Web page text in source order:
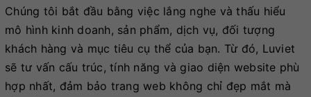
Chúng tôi bắt đầu bằng việc lắng nghe và thấu hiểu
mô hình kinh doanh, sản phẩm, dịch vụ, đối tượng
khách hàng và mục tiêu cụ thể của bạn. Từ đó, Luviet
sẽ tư vấn cấu trúc, tính năng và giao diện website phù
hợp nhất, đảm bảo trang web không chỉ đẹp mắt mà